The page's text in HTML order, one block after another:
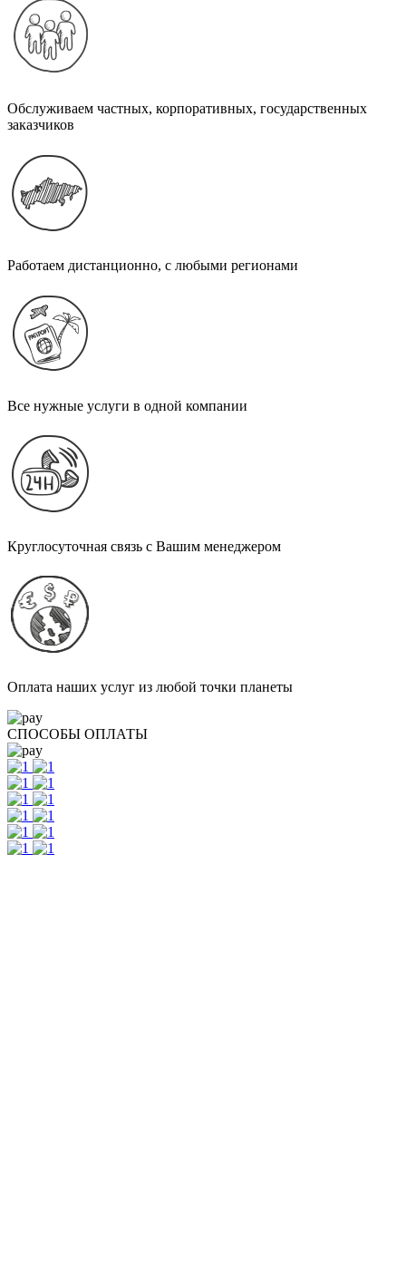
Обслуживаем частных, корпоративных, государственных
заказчиков
Работаем дистанционно, с любыми регионами
Все нужные услуги в одной компании
Круглосуточная связь с Вашим менеджером
Оплата наших услуг из любой точки планеты
СПОСОБЫ ОПЛАТЫ